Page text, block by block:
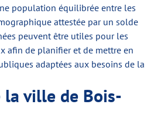
population équilibrée entre les
attestée par un solde
peuvent être utiles pour les
afin de planifier et de mettre en
adaptées aux besoins de la
la ville de Bois-